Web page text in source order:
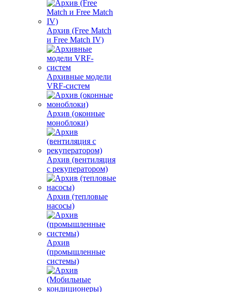
Архив (Free Match
и Free Match IV)
Архивные модели
VRF-систем
Архив (оконные
моноблоки)
Архив (вентиляция
с рекуператором)
Архив (тепловые
насосы)
Архив
(промышленные
системы)